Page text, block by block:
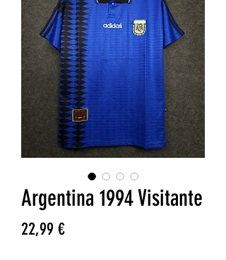
Argentina 1994 Visitante
22,99 €Precio